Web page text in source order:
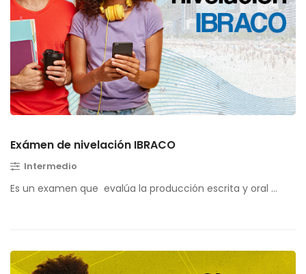
Exámen de nivelación IBRACO
Intermedio
Es un examen que evalúa la producción escrita y oral …